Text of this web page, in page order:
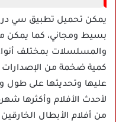
بسيط ومجاني، كما يمكن
والمسلسلات بمختلف
كمية ضخمة من الإصدارات
عليها وتحديثها على طول
لأحدث الأفلام وأكثرها
من أفلام الأبطال